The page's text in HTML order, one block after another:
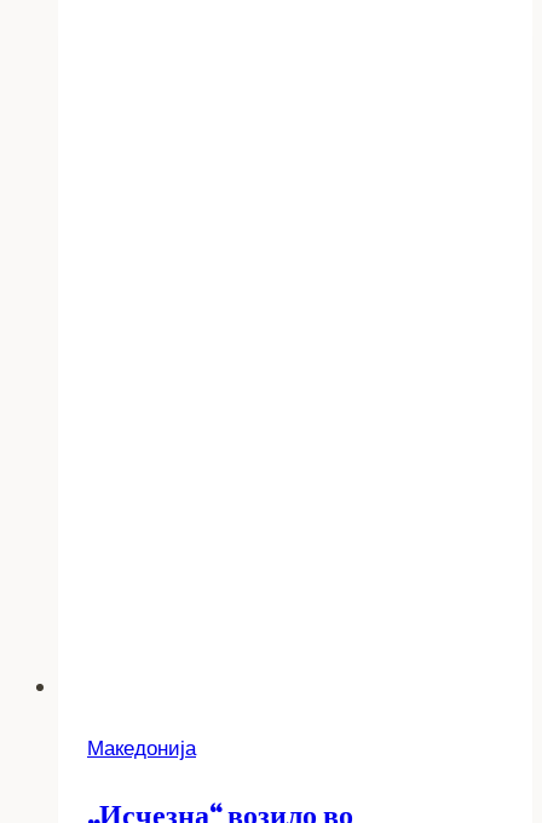
Македонија
„Исчезна“ возило во